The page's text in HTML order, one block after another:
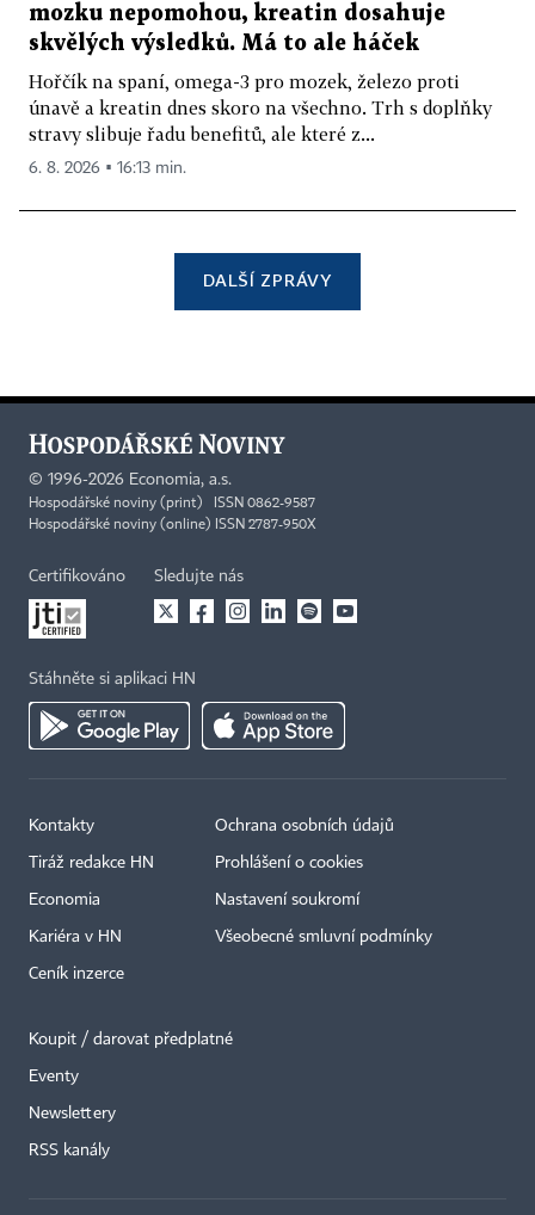
mozku nepomohou, kreatin dosahuje
skvělých výsledků. Má to ale háček
Hořčík na spaní, omega-3 pro mozek, železo proti
únavě a kreatin dnes skoro na všechno. Trh s doplňky
stravy slibuje řadu benefitů, ale které z...
6. 8. 2026 ▪ 16:13 min.
DALŠÍ ZPRÁVY
© 1996-2026 Economia, a.s.
Hospodářské noviny (print) ISSN 0862-9587
Hospodářské noviny (online) ISSN 2787-950X
Certifikováno Sledujte nás
Stáhněte si aplikaci HN
Kontakty
Tiráž redakce HN
Economia
Kariéra v HN
Ceník inzerce
Ochrana osobních údajů
Prohlášení o cookies
Nastavení soukromí
Všeobecné smluvní podmínky
Koupit / darovat předplatné
Eventy
Newslettery
RSS kanály